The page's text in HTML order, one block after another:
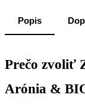
Popis
Prečo zvoliť
Arónia &